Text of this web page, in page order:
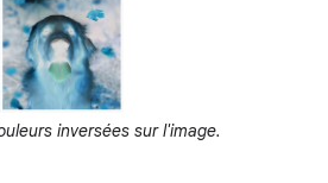
inversées sur l'image.